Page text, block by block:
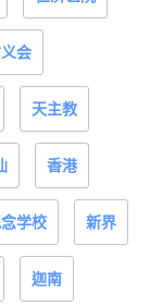
会
天主教
香港
学校 新界
迦南